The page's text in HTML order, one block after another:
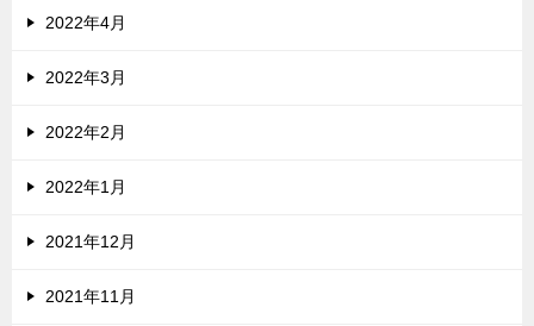
2022年4月
2022年3月
2022年2月
2022年1月
2021年12月
2021年11月